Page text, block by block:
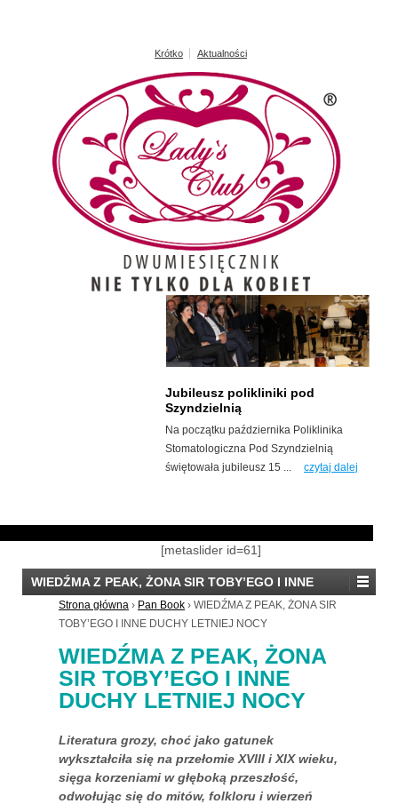
Krótko Aktualności
Jubileusz polikliniki pod
Szyndzielnią
Na początku października Poliklinika
Stomatologiczna Pod Szyndzielnią
świętowała jubileusz 15 ...
czytaj dalej
[metaslider id=61]
WIEDŹMA Z PEAK, ŻONA SIR TOBY’EGO I INNE
DUCHY LETNIEJ NOCY
Strona główna › Pan Book › WIEDŹMA Z PEAK, ŻONA SIR
TOBY’EGO I INNE DUCHY LETNIEJ NOCY
WIEDŹMA Z PEAK, ŻONA
SIR TOBY’EGO I INNE
DUCHY LETNIEJ NOCY
Literatura grozy, choć jako gatunek
wykształciła się na przełomie XVIII i XIX wieku,
sięga korzeniami w głęboką przeszłość,
odwołując się do mitów, folkloru i wierzeń